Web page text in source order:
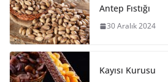
Antep Fıstığı
30 Aralık 2024
Kayısı Kurusu